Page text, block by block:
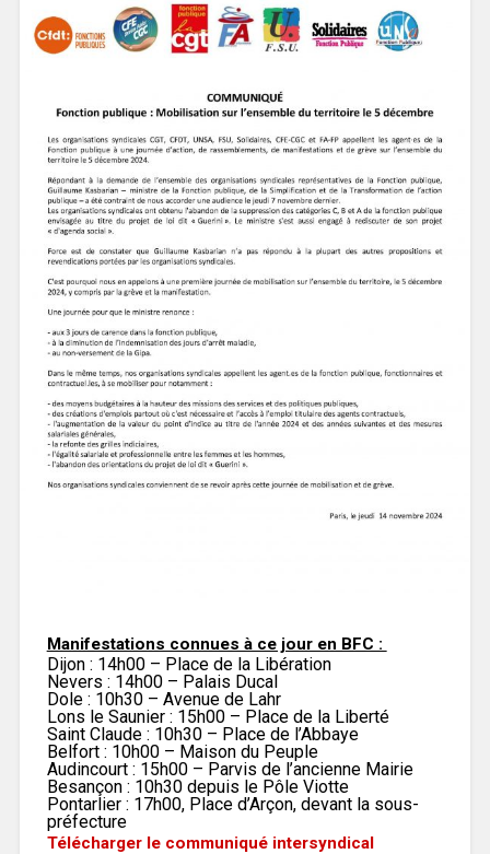
Manifestations connues à ce jour en BFC :
Dijon : 14h00 – Place de la Libération
Nevers : 14h00 – Palais Ducal
Dole : 10h30 – Avenue de Lahr
Lons le Saunier : 15h00 – Place de la Liberté
Saint Claude : 10h30 – Place de l’Abbaye
Belfort : 10h00 – Maison du Peuple
Audincourt : 15h00 – Parvis de l’ancienne Mairie
Besançon : 10h30 depuis le Pôle Viotte
Pontarlier : 17h00, Place d’Arçon, devant la sous-
préfecture
Télécharger le communiqué intersyndical